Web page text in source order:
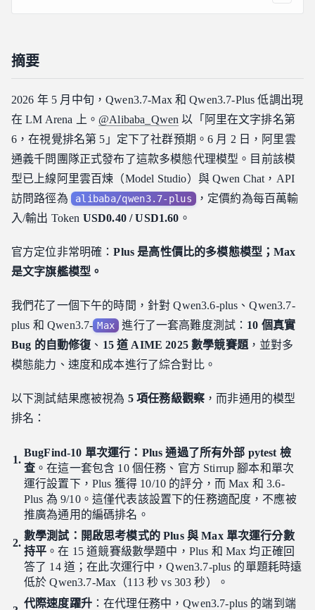
摘要
1. 官方如何定位 Plus？
為什麼要建立自己的測試集？
四項測試任務
我們的鐵律：代碼分數僅以外部 pytest 為準
三模型總覽
一個任務，三種修復哲學：以 task05 為例
思考開關的邊際效益
5. 速度、代際差距與一個被迫終止的任務
代理吞吐量對比
6. 多模態測試：受控圖通過，官方範例失敗
7. 成本：本次測試的代價
8. 模型選型建議
摘要
2026 年 5 月中旬，Qwen3.7-Max 和 Qwen3.7-Plus 低調出現
在 LM Arena 上。 @Alibaba_Qwen 以「阿里在文字排名第
6，在視覺排名第 5」定下了社群預期。6 月 2 日，阿里雲
通義千問團隊正式發布了這款多模態代理模型。目前該模
型已上線阿里雲百煉（Model Studio）與 Qwen Chat，API
訪問路徑為
alibaba/qwen3.7-plus ，定價約為每百萬輸
入/輸出 Token USD0.40 / USD1.60 。
官方定位非常明確：Plus 是高性價比的多模態模型；Max
是文字旗艦模型。
我們花了一個下午的時間，針對 Qwen3.6-plus、Qwen3.7-
plus 和 Qwen3.7- Max 進行了一套高難度測試： 10 個真實
Bug 的自動修復 、 15 道 AIME 2025 數學競賽題，並對多
模態能力、速度和成本進行了綜合對比。
以下測試結果應被視為 5 項任務級觀察 ，而非通用的模型
排名：
BugFind-10 單次運行：Plus 通過了所有外部 pytest 檢
查 。在這一套包含 10 個任務、官方 Stirrup 腳本和單次
運行設置下，Plus 獲得 10/10 的評分，而 Max 和 3.6-
Plus 為 9/10。這僅代表該設置下的任務適配度，不應被
推廣為通用的編碼排名。
數學測試：開啟思考模式的 Plus 與 Max 單次運行分數
持平 。在 15 道競賽級數學題中，Plus 和 Max 均正確回
答了 14 道；在此次運行中，Qwen3.7-plus 的單題耗時遠
低於 Qwen3.7-Max（113 秒 vs 303 秒）。
代際速度躍升：在代理任務中，Qwen3.7-plus 的端到端